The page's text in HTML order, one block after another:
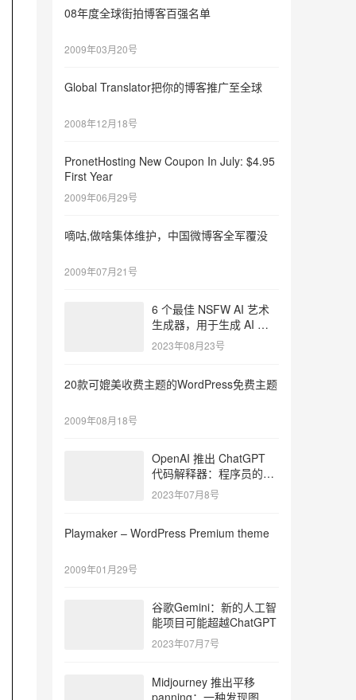
08年度全球街拍博客百强名单
2009年03月20号
Global Translator把你的博客推广至全球
2008年12月18号
PronetHosting New Coupon In July: $4.95
First Year
2009年06月29号
嘀咕,做啥集体维护，中国微博客全军覆没
2009年07月21号
6 个最佳 NSFW AI 艺术
生成器，用于生成 AI 艺
术
2023年08月23号
20款可媲美收费主题的WordPress免费主题
2009年08月18号
OpenAI 推出 ChatGPT
代码解释器：程序员的游
戏规则改变者
2023年07月8号
Playmaker – WordPress Premium theme
2009年01月29号
谷歌Gemini：新的人工智
能项目可能超越ChatGPT
2023年07月7号
Midjourney 推出平移
panning：一种发现图像